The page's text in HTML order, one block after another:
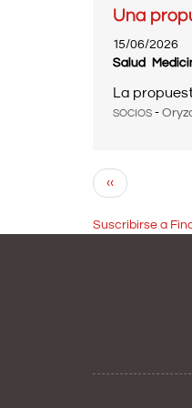
Una
15/06/2026
Salud
La
SOCIOS -
Paginación
Página
anterior
‹‹
Suscribirse a